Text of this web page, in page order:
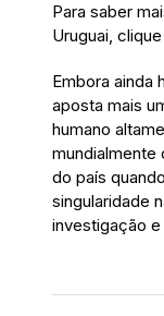
Para saber
Uruguai, clique
Embora ainda
aposta mais
humano
mundialmente
do país
singularidade
investigação